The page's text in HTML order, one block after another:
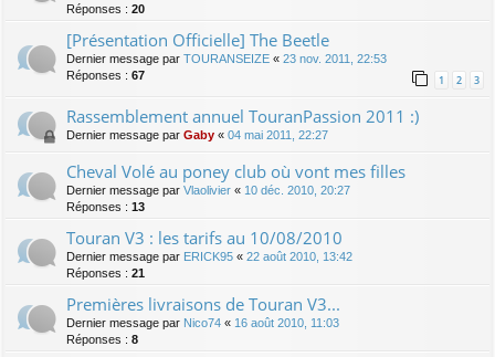
Réponses : 20
[Présentation Officielle] The Beetle
Dernier message par TOURANSEIZE « 23 nov. 2011, 22:53
Réponses : 67 1 2 3
Rassemblement annuel TouranPassion 2011 :)
Dernier message par Gaby « 04 mai 2011, 22:27
Cheval Volé au poney club où vont mes filles
Dernier message par Vlaolivier « 10 déc. 2010, 20:27
Réponses : 13
Touran V3 : les tarifs au 10/08/2010
Dernier message par ERICK95 « 22 août 2010, 13:42
Réponses : 21
Premières livraisons de Touran V3...
Dernier message par Nico74 « 16 août 2010, 11:03
Réponses : 8